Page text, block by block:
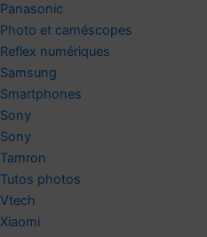
Panasonic
Photo et caméscopes
Reflex numériques
Samsung
Smartphones
Sony
Sony
Tamron
Tutos photos
Vtech
Xiaomi